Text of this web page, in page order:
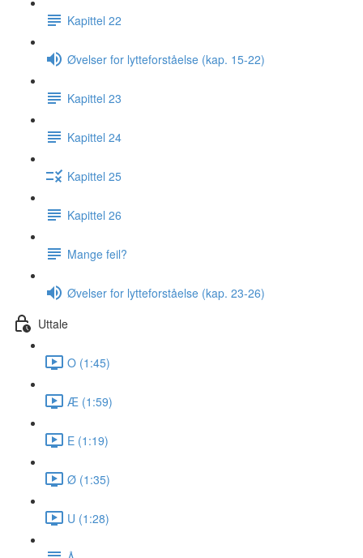
Kapittel 22
Øvelser for lytteforståelse (kap. 15-22)
Kapittel 23
Kapittel 24
Kapittel 25
Kapittel 26
Mange feil?
Øvelser for lytteforståelse (kap. 23-26)
Uttale
O (1:45)
Æ (1:59)
E (1:19)
Ø (1:35)
U (1:28)